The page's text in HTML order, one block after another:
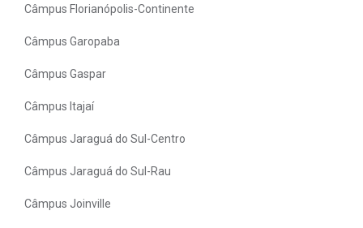
Câmpus Florianópolis-Continente
Câmpus Garopaba
Câmpus Gaspar
Câmpus Itajaí
Câmpus Jaraguá do Sul-Centro
Câmpus Jaraguá do Sul-Rau
Câmpus Joinville